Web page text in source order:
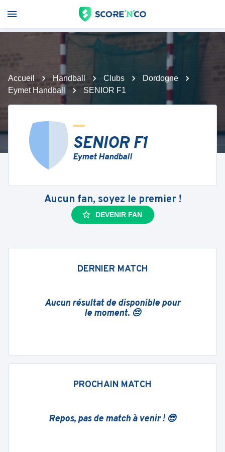
Accueil Handball Clubs
Dordogne
Eymet Handball
SENIOR F1
SENIOR F1
Eymet Handball
Aucun fan, soyez le premier !
DEVENIR FAN
DERNIER MATCH
Aucun résultat de disponible pour
le moment. 😔
PROCHAIN MATCH
Repos, pas de match à venir ! 😎